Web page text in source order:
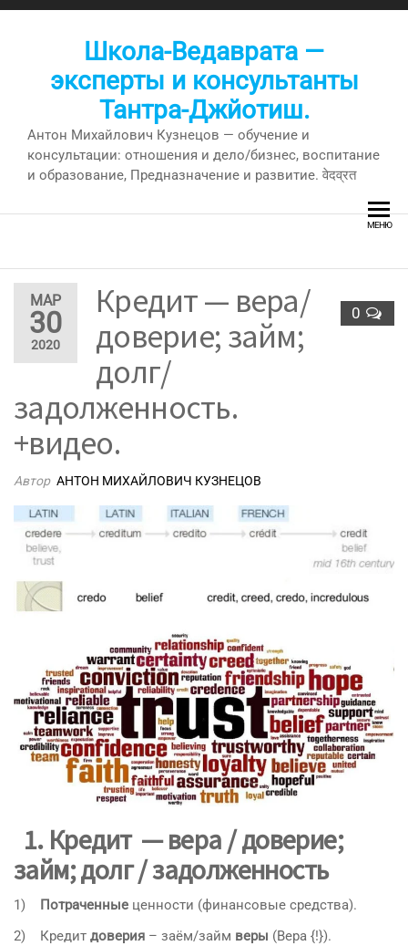
Перейти
Школа-Ведаврата —
эксперты и консультанты
Тантра-Джйотиш.
Антон Михайлович Кузнецов — обучение и
консультации: отношения и дело/бизнес, воспитание
и образование, Предназначение и развитие. वेदव्रत
МЕНЮ
МАР
30
2020
0
Кредит — вера/
доверие; займ;
долг/
задолженность.
+видео.
Автор АНТОН МИХАЙЛОВИЧ КУЗНЕЦОВ
1. Кредит — вера / доверие;
займ; долг / задолженность
1) Потраченные ценности (финансовые средства).
2) Кредит доверия – заём/займ веры (Вера {!}).